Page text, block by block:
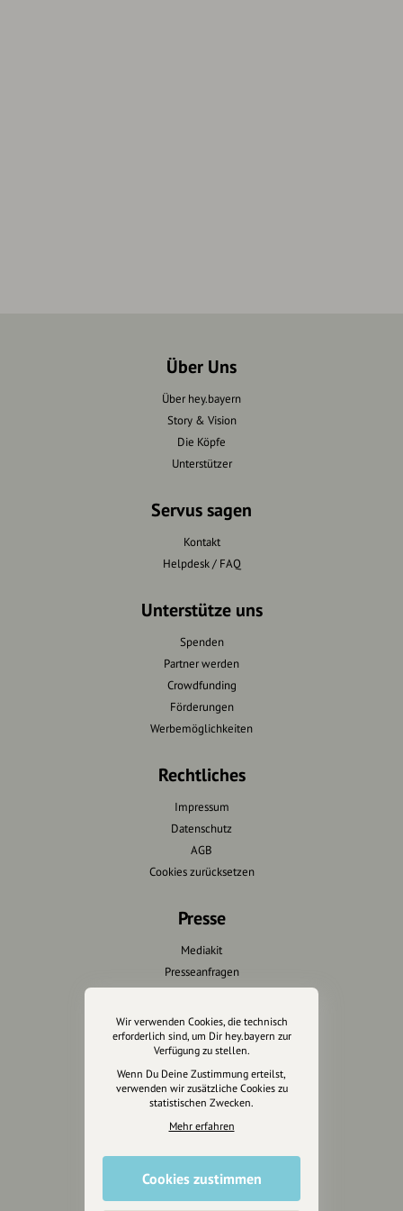
Über Uns
Über hey.bayern
Story & Vision
Die Köpfe
Unterstützer
Servus sagen
Kontakt
Helpdesk / FAQ
Unterstütze uns
Spenden
Partner werden
Crowdfunding
Förderungen
Werbemöglichkeiten
Rechtliches
Impressum
Datenschutz
AGB
Cookies zurücksetzen
Presse
Mediakit
Presseanfragen
Wir unterstützen Euch
Fotografie & mehr
Marketing
Anakin Design
Wir verwenden Cookies, die technisch
erforderlich sind, um Dir hey.bayern zur
Verfügung zu stellen.
Wenn Du Deine Zustimmung erteilst,
verwenden wir zusätzliche Cookies zu
statistischen Zwecken.
Mehr erfahren
Cookies zustimmen